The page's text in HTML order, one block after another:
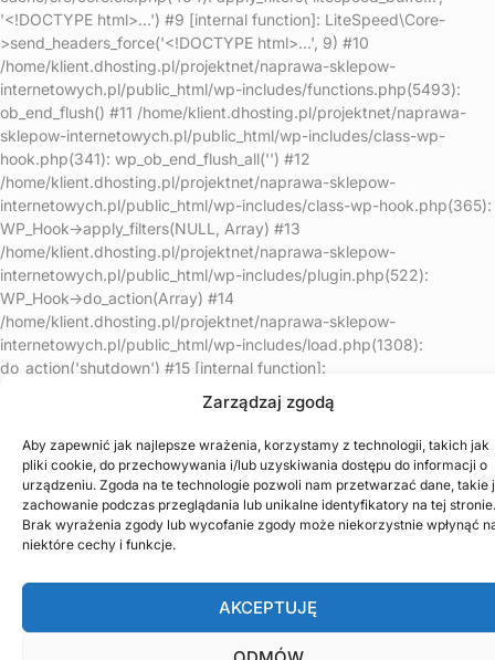
Zarządzaj zgodą
Aby zapewnić jak najlepsze wrażenia, korzystamy z technologii, takich jak
pliki cookie, do przechowywania i/lub uzyskiwania dostępu do informacji o
urządzeniu. Zgoda na te technologie pozwoli nam przetwarzać dane, takie
zachowanie podczas przeglądania lub unikalne identyfikatory na tej stronie.
Brak wyrażenia zgody lub wycofanie zgody może niekorzystnie wpłynąć
niektóre cechy i funkcje.
AKCEPTUJĘ
'<!DOCTYPE html>...') #9 [internal function]: LiteSpeed\Core-
>send_headers_force('<!DOCTYPE html>...', 9) #10
/home/klient.dhosting.pl/projektnet/naprawa-sklepow-
internetowych.pl/public_html/wp-includes/functions.php(5493):
ob_end_flush() #11 /home/klient.dhosting.pl/projektnet/naprawa-
sklepow-internetowych.pl/public_html/wp-includes/class-wp-
hook.php(341): wp_ob_end_flush_all('') #12
/home/klient.dhosting.pl/projektnet/naprawa-sklepow-
internetowych.pl/public_html/wp-includes/class-wp-hook.php(365):
WP_Hook->apply_filters(NULL, Array) #13
/home/klient.dhosting.pl/projektnet/naprawa-sklepow-
internetowych.pl/public_html/wp-includes/plugin.php(522):
WP_Hook->do_action(Array) #14
/home/klient.dhosting.pl/projektnet/naprawa-sklepow-
internetowych.pl/public_html/wp-includes/load.php(1308):
do_action('shutdown') #15 [internal function]:
shutdown_action_hook() #16 {main} thrown in
/home/klient.dhosting.pl/projektnet/naprawa-sklepow-
internetowych.pl/public_html/wp-content/plugins/litespeed-
cache/src/optimizer.cls.phpon line148